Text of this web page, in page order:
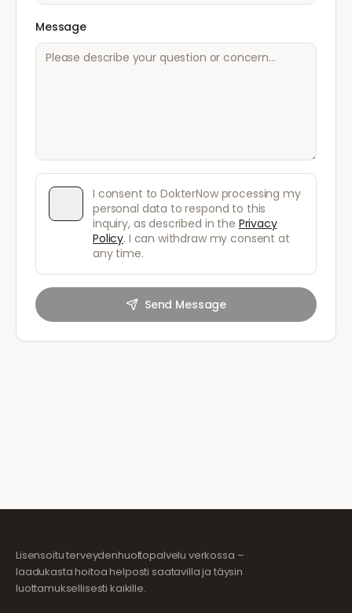
Message
I consent to DokterNow processing my
personal data to respond to this
inquiry, as described in the Privacy
Policy. I can withdraw my consent at
any time.
Send Message
Lisensoitu terveydenhuoltopalvelu verkossa –
laadukasta hoitoa helposti saatavilla ja täysin
luottamuksellisesti kaikille.